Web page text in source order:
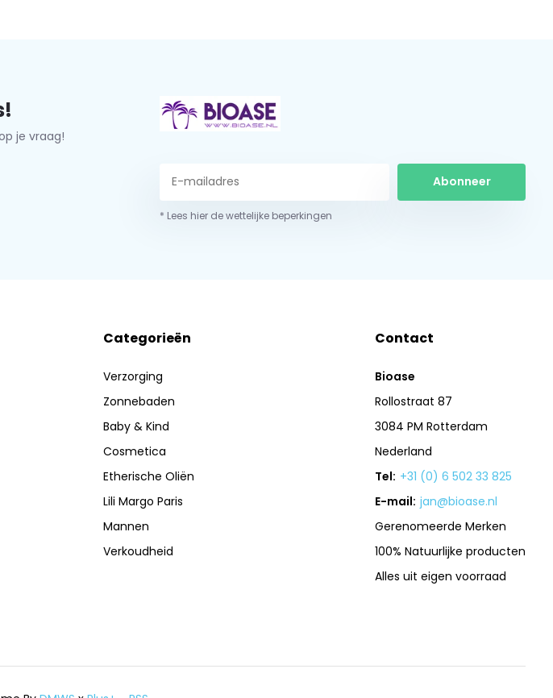
je vraag!
Abonneer
* Lees hier de wettelijke beperkingen
Categorieën
Verzorging
Zonnebaden
Baby & Kind
Cosmetica
Etherische Oliën
Lili Margo Paris
Mannen
Verkoudheid
Contact
Bioase
Rollostraat 87
3084 PM Rotterdam
Nederland
Tel: +31 (0) 6 502 33 825
E-mail: jan@bioase.nl
Gerenomeerde Merken
100% Natuurlijke producten
Alles uit eigen voorraad